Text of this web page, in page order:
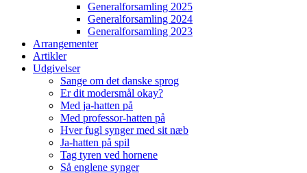
Generalforsamling 2025
Generalforsamling 2024
Generalforsamling 2023
Arrangementer
Artikler
Udgivelser
Sange om det danske sprog
Er dit modersmål okay?
Med ja-hatten på
Med professor-hatten på
Hver fugl synger med sit næb
Ja-hatten på spil
Tag tyren ved hornene
Så englene synger